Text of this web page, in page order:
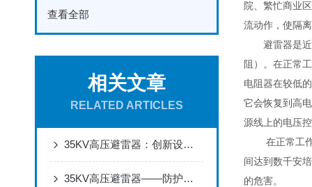
查看全部
相关文章
RELATED ARTICLES
35KV高压避雷器：创新设计，高效防护，提升电力系统可靠性
35KV高压避雷器——防护电力设备的保护神
院、繁忙商业
流动作，使隔
避雷器是近
阻）。在正常
电阻器在较低
它会恢复到高
源线上的电压
在正常工
间达到数千安
的危害。